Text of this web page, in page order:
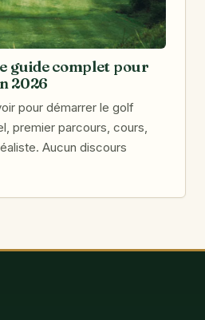
guide complet pour
2026
pour démarrer le golf
premier parcours, cours,
Aucun discours